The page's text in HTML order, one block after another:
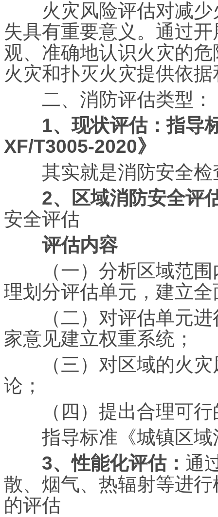
火灾风险评估对减少
失具有重要意义。通过
观、准确地认识火灾的
火灾和扑灭火灾提供依
二、消防评估类型：
1、现状评估：指导
XF/T3005-2020》
其实就是消防安全检
2、区域消防安全评
安全评估
评估内容
（一）分析区域范围
理划分评估单元，建立
（二）对评估单元进
家意见建立权重系统；
（三）对区域的火灾
论；
（四）提出合理可行
指导标准《城镇区域
3、性能化评估： 通
散、烟气、热辐射等进
的评估